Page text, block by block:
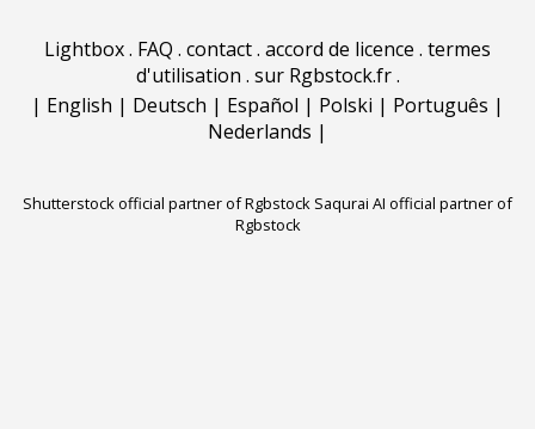
Lightbox. FAQ . contact. accord de licence . termes
d'utilisation . sur Rgbstock.fr.
| English | Deutsch | Español | Polski | Português |
Nederlands |
Shutterstock official partner of Rgbstock Saqurai AI official partner of
Rgbstock